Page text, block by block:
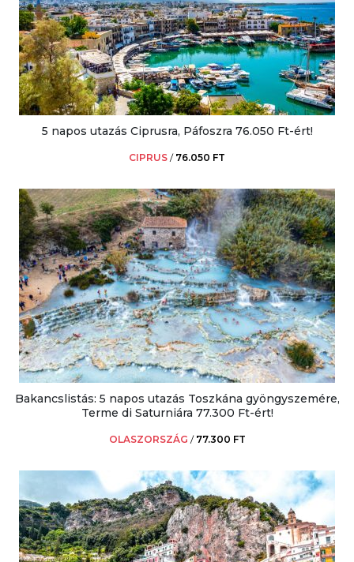
5 napos utazás Ciprusra, Páfoszra 76.050 Ft-ért!
CIPRUS / 76.050 FT
Bakancslistás: 5 napos utazás Toszkána gyöngyszemére,
Terme di Saturniára 77.300 Ft-ért!
OLASZORSZÁG / 77.300 FT